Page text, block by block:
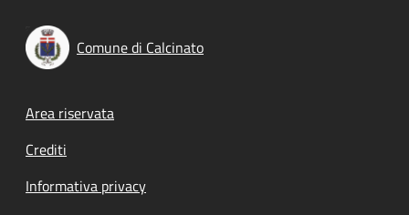
Comune di Calcinato
Footer menu
Area riservata
Crediti
Informativa privacy